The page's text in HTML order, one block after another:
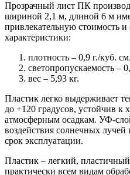
Прозрачный лист ПК
шириной 2,1 м, длиной 6 м
привлекательную стоимость
характеристики:
плотность – 0,9 г./куб.
светопропускаемость –
вес – 5,93 кг.
Пластик легко выдерживает
до +120 градусов, устойчив к
атмосферным осадкам. УФ-
воздействия солнечных
срок эксплуатации.
Пластик – легкий,
практически всем видам